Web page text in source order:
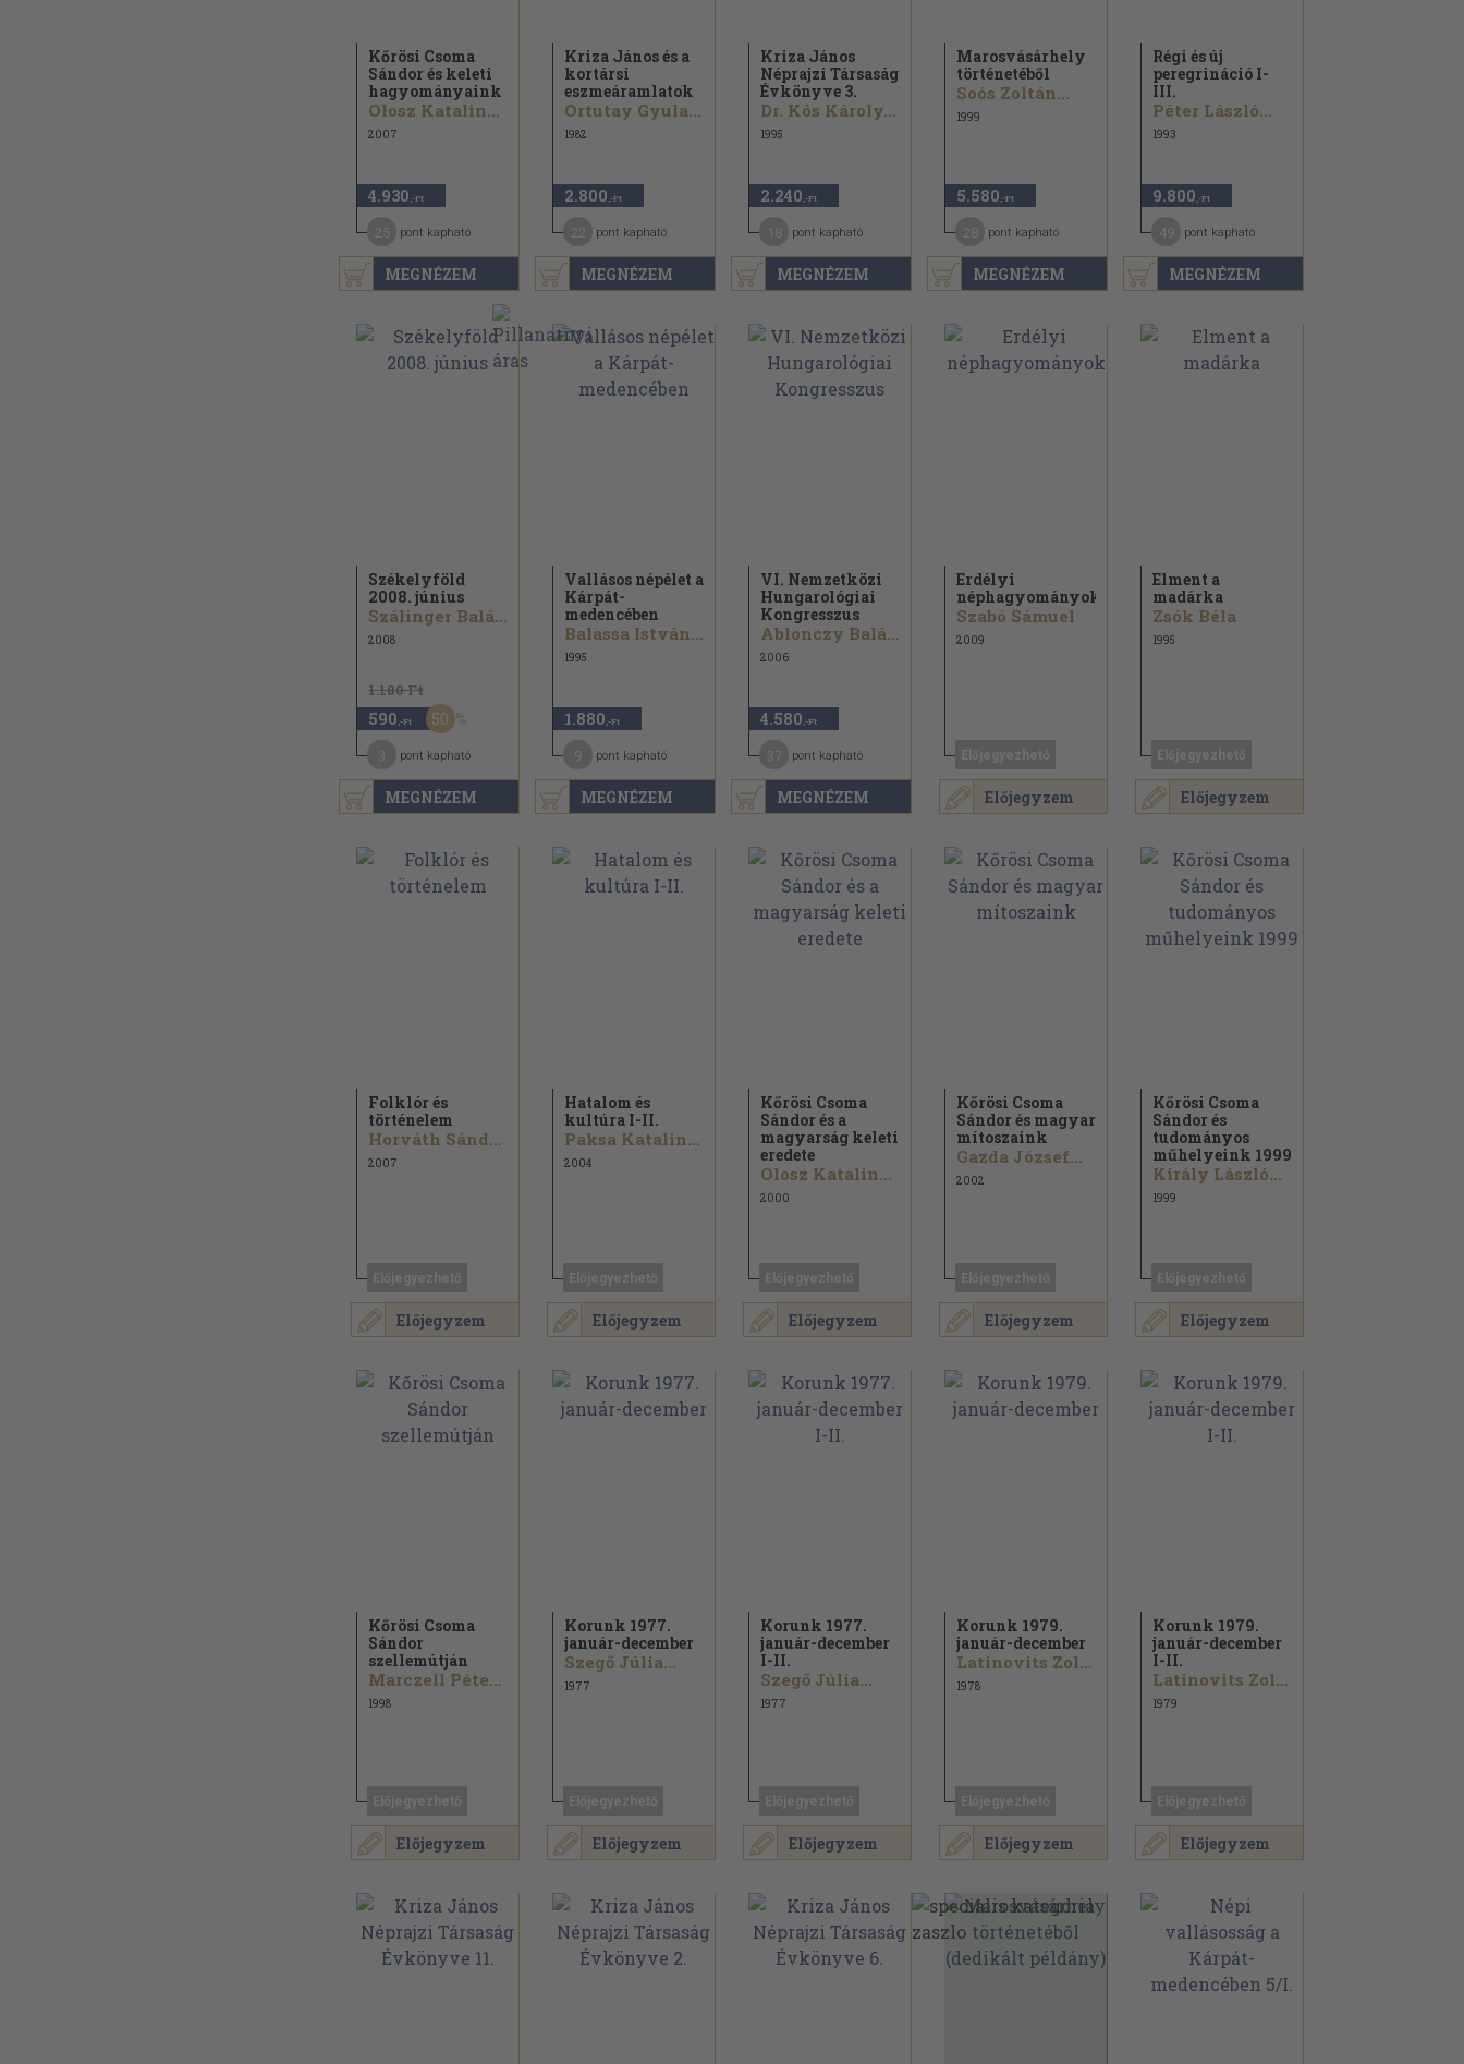
MEGNÉZEM
Kőrösi Csoma
Sándor és keleti
hagyományaink
Olosz Katalin...
2007
4.930 ,-Ft
pont kapható
MEGNÉZEM
Kriza János és a
kortársi
eszmeáramlatok
Ortutay Gyula...
1982
2.800 ,-Ft
pont kapható
MEGNÉZEM
Kriza János
Néprajzi Társaság
Évkönyve 3.
Dr. Kós Károly...
1995
2.240 ,-Ft
pont kapható
MEGNÉZEM
Marosvásárhely
történetéből
Soós Zoltán...
1999
5.580 ,-Ft
pont kapható
MEGNÉZEM
Régi és új
peregrináció I-
III.
Péter László...
1993
9.800 ,-Ft
pont kapható
MEGNÉZEM
Székelyföld
2008. június
Szálinger Balázs...
2008
1.180 Ft
590 ,-Ft 50
pont kapható
MEGNÉZEM
Vallásos népélet a
Kárpát-
medencében
Balassa István...
1995
1.880 ,-Ft
pont kapható
MEGNÉZEM
VI. Nemzetközi
Hungarológiai
Kongresszus
Ablonczy Balázs...
2006
4.580 ,-Ft
pont kapható
Előjegyzem
Erdélyi
néphagyományok
Szabó Sámuel
2009
Előjegyzem
Elment a
madárka
Zsók Béla
1995
Előjegyzem
Folklór és
történelem
Horváth Sándor...
2007
Előjegyzem
Hatalom és
kultúra I-II.
Paksa Katalin...
2004
Előjegyzem
Kőrösi Csoma
Sándor és a
magyarság keleti
eredete
Olosz Katalin...
2000
Előjegyzem
Kőrösi Csoma
Sándor és magyar
mítoszaink
Gazda József...
2002
Előjegyzem
Kőrösi Csoma
Sándor és
tudományos
műhelyeink 1999
Király László...
1999
Előjegyzem
Kőrösi Csoma
Sándor
szellemútján
Marczell Péter...
1998
Előjegyzem
Korunk 1977.
január-december
Szegő Júlia...
1977
Előjegyzem
Korunk 1977.
január-december
I-II.
Szegő Júlia...
1977
Előjegyzem
Korunk 1979.
január-december
Latinovits Zoltán...
1978
Előjegyzem
Korunk 1979.
január-december
I-II.
Latinovits Zoltán...
1979